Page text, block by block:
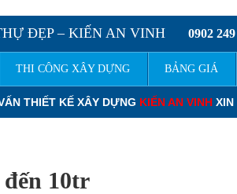
ĐẸP – KIẾN AN VINH 0902
THI CÔNG XÂY DỰNG BẢNG GIÁ
DỰNGKIẾN AN VINHXIN KÍNH CHÀO
10tr